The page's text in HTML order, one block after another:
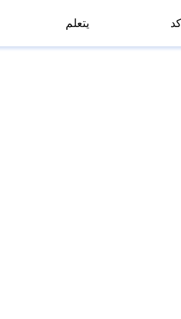
يتعلم